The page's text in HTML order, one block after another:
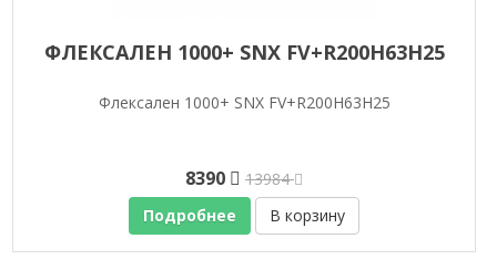
ФЛЕКСАЛЕН 1000+ SNX FV+R200H63H25
Флексален 1000+ SNX FV+R200H63H25
8390
13984
Подробнее
В корзину